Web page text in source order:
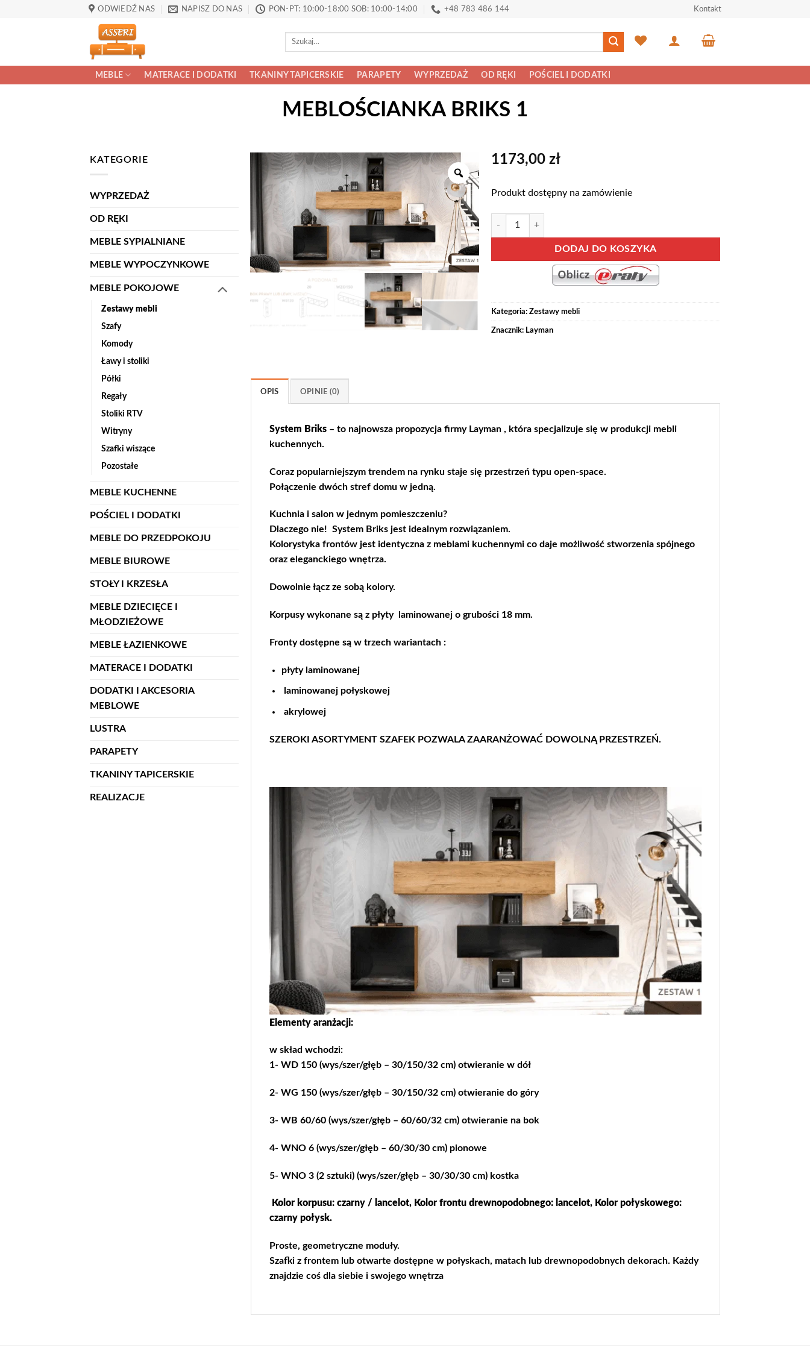
ODWIEDŹ NAS NAPISZ DO NAS PON-PT: 10:00-18:00 SOB: 10:00-14:00 +48 783 486 144 Kontakt
Szukaj:
MEBLE MATERACE I DODATKI TKANINY TAPICERSKIE PARAPETY WYPRZEDAŻ OD RĘKI POŚCIEL I DODATKI
MEBLOŚCIANKA BRIKS 1
KATEGORIE
WYPRZEDAŻ
OD RĘKI
MEBLE SYPIALNIANE
MEBLE WYPOCZYNKOWE
MEBLE POKOJOWE
Zestawy mebli
Szafy
Komody
Ławy i stoliki
Półki
Regały
Stoliki RTV
Witryny
Szafki wiszące
Pozostałe
MEBLE KUCHENNE
POŚCIEL I DODATKI
MEBLE DO PRZEDPOKOJU
MEBLE BIUROWE
STOŁY I KRZESŁA
MEBLE DZIECIĘCE I
MŁODZIEŻOWE
MEBLE ŁAZIENKOWE
MATERACE I DODATKI
DODATKI I AKCESORIA
MEBLOWE
LUSTRA
PARAPETY
TKANINY TAPICERSKIE
REALIZACJE
1173,00 zł
Produkt dostępny na zamówienie
ilość MEBLOŚCIANKA BRIKS 1
DODAJ DO KOSZYKA
Alternative:
Kategoria: Zestawy mebli
Znacznik: Layman
OPIS OPINIE (0)
System Briks– to najnowsza propozycja firmy Layman , która specjalizuje się w produkcji mebli
kuchennych.
Coraz popularniejszym trendem na rynku staje się przestrzeń typu open-space.
Połączenie dwóch stref domu w jedną.
Kuchnia i salon w jednym pomieszczeniu?
Dlaczego nie! System Briks jest idealnym rozwiązaniem.
Kolorystyka frontów jest identyczna z meblami kuchennymi co daje możliwość stworzenia spójnego
oraz eleganckiego wnętrza.
Dowolnie łącz ze sobą kolory.
Korpusy wykonane są z płyty laminowanej o grubości 18 mm.
Fronty dostępne są w trzech wariantach :
płyty laminowanej
laminowanej połyskowej
akrylowej
SZEROKI ASORTYMENT SZAFEK POZWALA ZAARANŻOWAĆ DOWOLNĄ PRZESTRZEŃ.
Elementy aranżacji:
w skład wchodzi:
1- WD 150 (wys/szer/głęb – 30/150/32 cm) otwieranie w dół
2- WG 150 (wys/szer/głęb – 30/150/32 cm) otwieranie do góry
3- WB 60/60 (wys/szer/głęb – 60/60/32 cm) otwieranie na bok
4- WNO 6 (wys/szer/głęb – 60/30/30 cm) pionowe
5- WNO 3 (2 sztuki) (wys/szer/głęb – 30/30/30 cm) kostka
Kolor korpusu: czarny / lancelot, Kolor frontu drewnopodobnego: lancelot, Kolor połyskowego:
czarny połysk.
Proste, geometryczne moduły.
Szafki z frontem lub otwarte dostępne w połyskach, matach lub drewnopodobnych dekorach. Każdy
znajdzie coś dla siebie i swojego wnętrza